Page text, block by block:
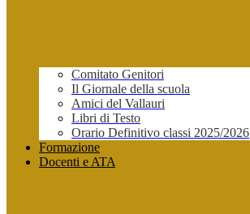
Comitato Genitori
Il Giornale della scuola
Amici del Vallauri
Libri di Testo
Orario Definitivo classi 2025/2026
Formazione
Docenti e ATA